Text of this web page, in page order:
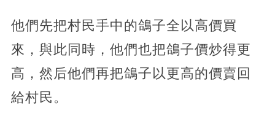
他們先把村民手中的鴿子全以高價買
來，與此同時，他們也把鴿子價炒得更
高，然后他們再把鴿子以更高的價賣回
給村民。